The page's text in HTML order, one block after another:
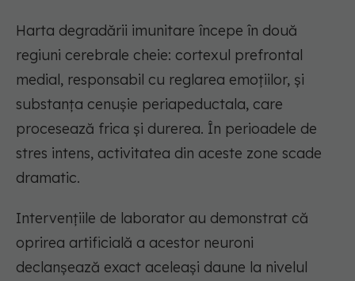
Harta degradării imunitare începe în două
regiuni cerebrale cheie: cortexul prefrontal
medial, responsabil cu reglarea emoțiilor, și
substanța cenușie periapeductala, care
procesează frica și durerea. În perioadele de
stres intens, activitatea din aceste zone scade
dramatic.
Intervențiile de laborator au demonstrat că
oprirea artificială a acestor neuroni
declanșează exact aceleași daune la nivelul